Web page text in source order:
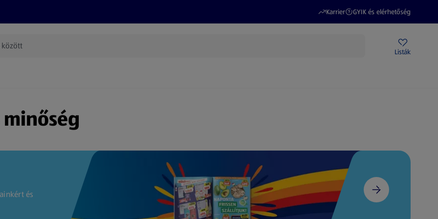
Karrier
(új oldalon nyílik meg)
GYIK és elérhetőség
(új oldalon nyílik meg)
Listák
és